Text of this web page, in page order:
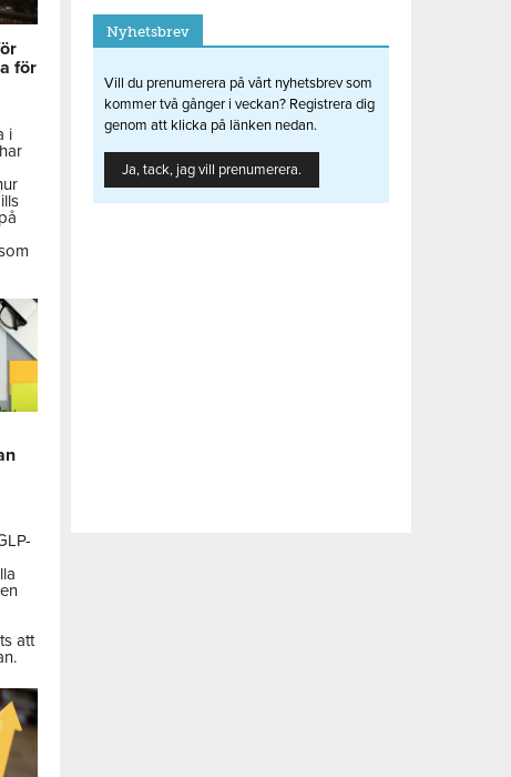
för
i
att
Nyhetsbrev
Vill du prenumerera på vårt nyhetsbrev som
kommer två gånger i veckan? Registrera dig
genom att klicka på länken nedan.
Ja, tack, jag vill prenumerera.